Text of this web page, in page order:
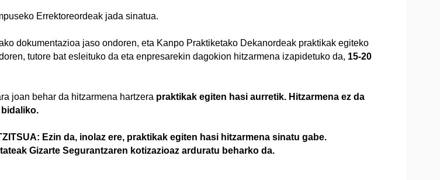
Errektoreordeak jada sinatua.
dokumentazioa jaso ondoren, eta Kanpo Praktiketako Dekanordeak praktikak egiteko
tutore bat esleituko da eta enpresarekin dagokion hitzarmena izapidetuko da, 15-20
joan behar da hitzarmena hartzera praktikak egiten hasi aurretik. Hitzarmena ez da
Ezin da, inolaz ere, praktikak egiten hasi hitzarmena sinatu gabe.
Gizarte Segurantzaren kotizazioaz arduratu beharko da.